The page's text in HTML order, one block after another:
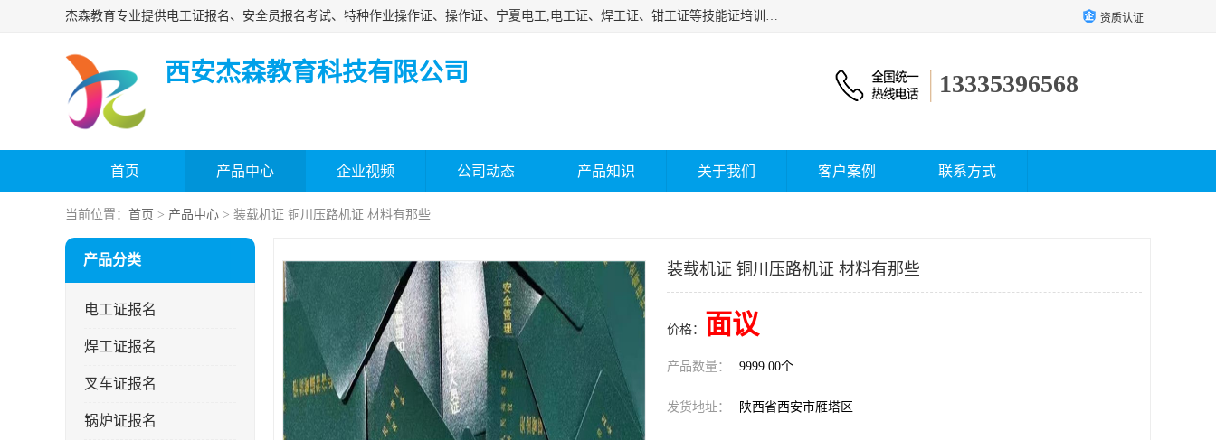
杰森教育专业提供电工证报名、安全员报名考试、特种作业操作证、操作证、宁夏电工,电工证、焊工证、钳工证等技能证培训课程。 资质认证
西安杰森教育科技有限公司 13335396568
首页 产品中心 企业视频 公司动态 产品知识 关于我们 客户案例 联系方式
当前位置： 首页 > 产品中心 > 装载机证 铜川压路机证 材料有那些
产品分类
电工证报名
焊工证报名
叉车证报名
锅炉证报名
装载机证 铜川压路机证 材料有那些
价格： 面议
产品数量： 9999.00个
发货地址： 陕西省西安市雁塔区